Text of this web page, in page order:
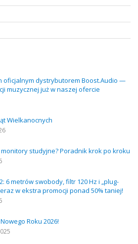
oficjalnym dystrybutorem Boost.Audio —
muzycznej już w naszej ofercie
Wielkanocnych
monitory studyjne? Poradnik krok po kroku
6 metrów swobody, filtr 120 Hz i „plug-
w ekstra promocji ponad 50% taniej!
Roku 2026!